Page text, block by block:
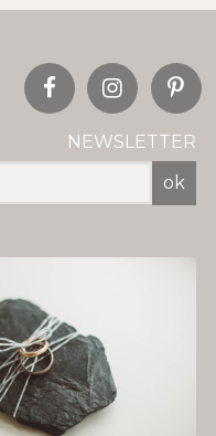
NEWSLETTER
ok